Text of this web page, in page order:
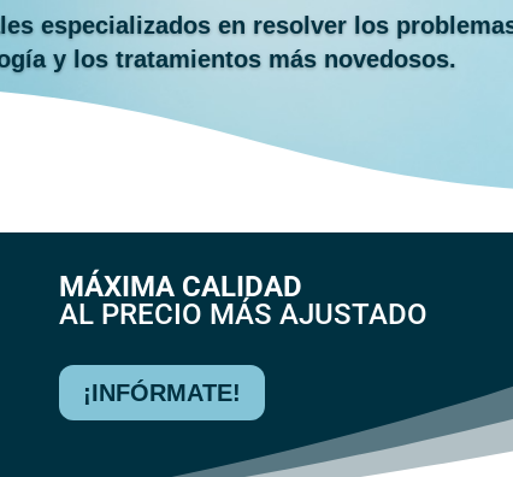
especializados en resolver los
y los tratamientos más novedosos.
MÁXIMA CALIDAD
AL PRECIO MÁS AJUSTADO
¡INFÓRMATE!